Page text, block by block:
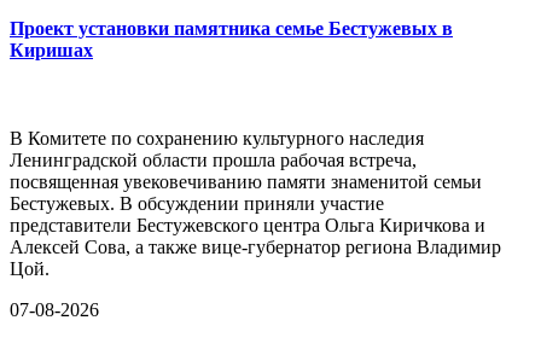
Проект установки памятника семье Бестужевых в
Киришах
В Комитете по сохранению культурного наследия
Ленинградской области прошла рабочая встреча,
посвященная увековечиванию памяти знаменитой семьи
Бестужевых. В обсуждении приняли участие
представители Бестужевского центра Ольга Киричкова и
Алексей Сова, а также вице-губернатор региона Владимир
Цой.
07-08-2026